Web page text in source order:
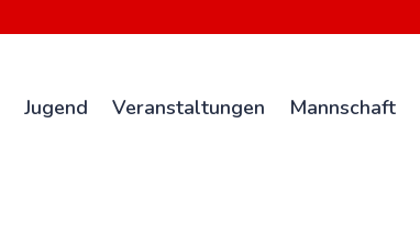
Jugend Veranstaltungen Mannschaft